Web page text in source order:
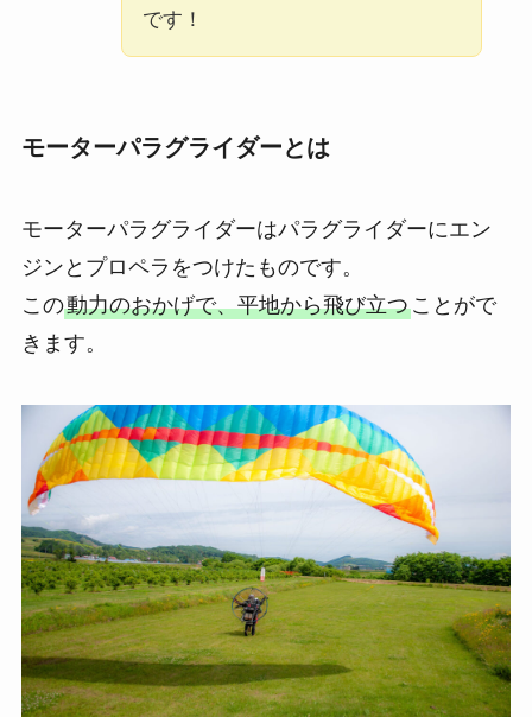
です！
モーターパラグライダーとは
モーターパラグライダーはパラグライダーにエン
ジンとプロペラをつけたものです。
この動力のおかげで、平地から飛び立つことがで
きます。